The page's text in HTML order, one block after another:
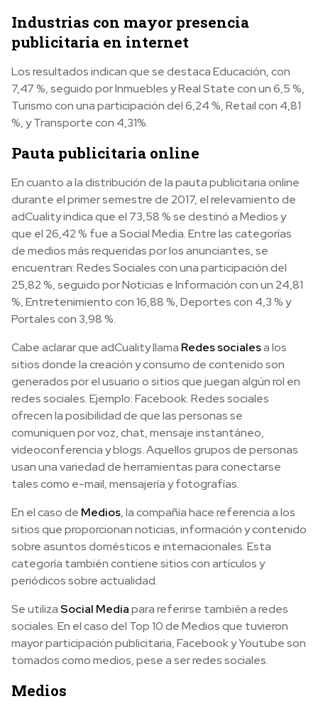
Industrias con mayor presencia
publicitaria en internet
Los resultados indican que se destaca Educación, con
7,47 %, seguido por Inmuebles y Real State con un 6,5 %,
Turismo con una participación del 6,24 %, Retail con 4,81
%, y Transporte con 4,31%.
Pauta publicitaria online
En cuanto a la distribución de la pauta publicitaria online
durante el primer semestre de 2017, el relevamiento de
adCuality indica que el 73,58 % se destinó a Medios y
que el 26,42 % fue a Social Media. Entre las categorías
de medios más requeridas por los anunciantes, se
encuentran: Redes Sociales con una participación del
25,82 %, seguido por Noticias e Información con un 24,81
%, Entretenimiento con 16,88 %, Deportes con 4,3 % y
Portales con 3,98 %.
Cabe aclarar que adCuality llama Redes socialesa los
sitios donde la creación y consumo de contenido son
generados por el usuario o sitios que juegan algún rol en
redes sociales. Ejemplo: Facebook. Redes sociales
ofrecen la posibilidad de que las personas se
comuniquen por voz, chat, mensaje instantáneo,
videoconferencia y blogs. Aquellos grupos de personas
usan una variedad de herramientas para conectarse
tales como e-mail, mensajería y fotografías.
En el caso de Medios, la compañía hace referencia a los
sitios que proporcionan noticias, información y contenido
sobre asuntos domésticos e internacionales. Esta
categoría también contiene sitios con artículos y
periódicos sobre actualidad.
Se utilizaSocial Mediapara referirse también a redes
sociales. En el caso del Top 10 de Medios que tuvieron
mayor participación publicitaria, Facebook y Youtube son
tomados como medios, pese a ser redes sociales.
Medios